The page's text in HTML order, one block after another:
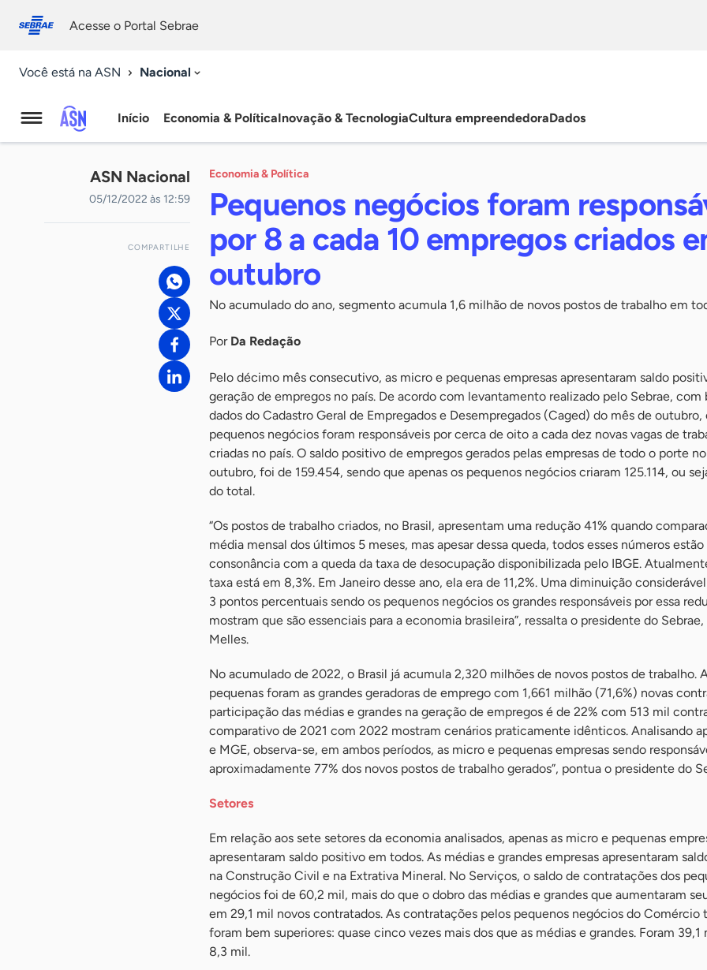
conosco
Acesse o Portal Sebrae
Você está na ASN Nacional
Agência
Sebrae
Notícias
Início Economia & PolíticaInovação & TecnologiaCultura empreendedoraDados
ASN Nacional
05/12/2022 às 12:59
COMPARTILHE
Economia & Política
Pequenos negócios foram
por 8 a cada 10 empregos criados
outubro
No acumulado do ano, segmento acumula 1,6 milhão de novos postos de trabalho em
Por Da Redação
Pelo décimo mês consecutivo, as micro e pequenas empresas apresentaram saldo
geração de empregos no país. De acordo com levantamento realizado pelo Sebrae, com
dados do Cadastro Geral de Empregados e Desempregados (Caged) do mês de outubro,
pequenos negócios foram responsáveis por cerca de oito a cada dez novas vagas de
criadas no país. O saldo positivo de empregos gerados pelas empresas de todo o porte
outubro, foi de 159.454, sendo que apenas os pequenos negócios criaram 125.114, ou
do total.
“Os postos de trabalho criados, no Brasil, apresentam uma redução 41% quando
média mensal dos últimos 5 meses, mas apesar dessa queda, todos esses números estão
consonância com a queda da taxa de desocupação disponibilizada pelo IBGE.
taxa está em 8,3%. Em Janeiro desse ano, ela era de 11,2%. Uma diminuição
3 pontos percentuais sendo os pequenos negócios os grandes responsáveis por essa
mostram que são essenciais para a economia brasileira”, ressalta o presidente do Sebrae,
Melles.
No acumulado de 2022, o Brasil já acumula 2,320 milhões de novos postos de trabalho.
pequenas foram as grandes geradoras de emprego com 1,661 milhão (71,6%) novas
participação das médias e grandes na geração de empregos é de 22% com 513 mil
comparativo de 2021 com 2022 mostram cenários praticamente idênticos. Analisando
e MGE, observa-se, em ambos períodos, as micro e pequenas empresas sendo
aproximadamente 77% dos novos postos de trabalho gerados”, pontua o presidente do
Setores
Em relação aos sete setores da economia analisados, apenas as micro e pequenas
apresentaram saldo positivo em todos. As médias e grandes empresas apresentaram
na Construção Civil e na Extrativa Mineral. No Serviços, o saldo de contratações dos
negócios foi de 60,2 mil, mais do que o dobro das médias e grandes que aumentaram
em 29,1 mil novos contratados. As contratações pelos pequenos negócios do Comércio
foram bem superiores: quase cinco vezes mais dos que as médias e grandes. Foram
8,3 mil.